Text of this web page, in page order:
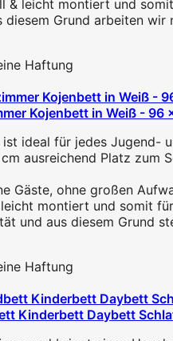
& leicht montiert und
Grund arbeiten
Haftung
Kojenbett in Weiß -
ideal für jedes Jugend-
ausreichend Platz zum
Gäste, ohne großen
montiert und somit
und aus diesem Grund
Haftung
Kinderbett Daybett